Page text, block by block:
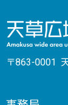
〒863-0001